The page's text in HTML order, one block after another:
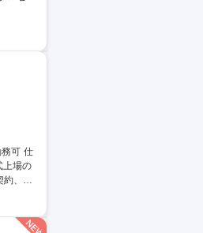
用改
プや
の対
上場の
主総
る業